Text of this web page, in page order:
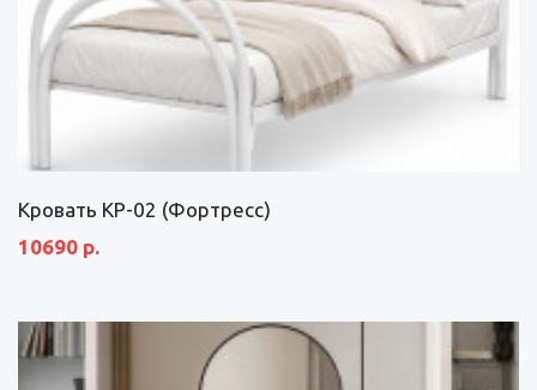
Кровать КР-02 (Фортресс)
10690 р.